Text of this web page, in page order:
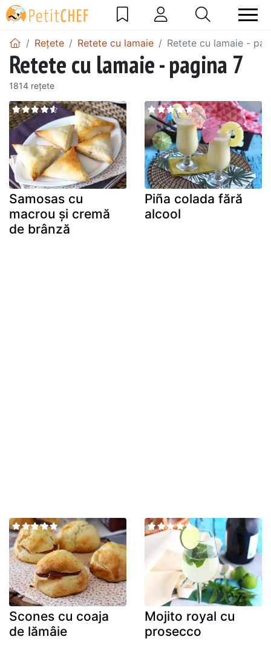
Rețete Retete cu lamaie Retete cu lamaie -
Retete cu lamaie - pagina 7
1814 rețete
Samosas cu
macrou și cremă
de brânză
Piña colada fără
alcool
Scones cu coaja
de lămâie
Mojito royal cu
prosecco